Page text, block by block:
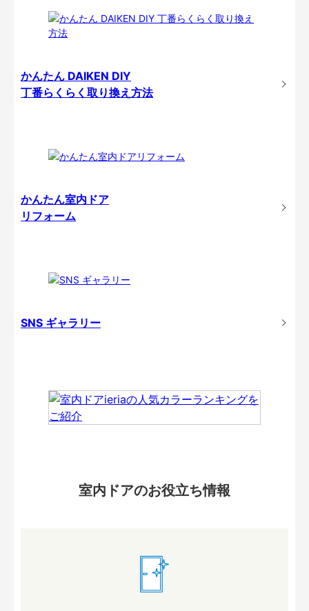
かんたん DAIKEN DIY
丁番らくらく取り換え方法
かんたん室内ドア
リフォーム
SNS ギャラリー
室内ドアのお役立ち情報